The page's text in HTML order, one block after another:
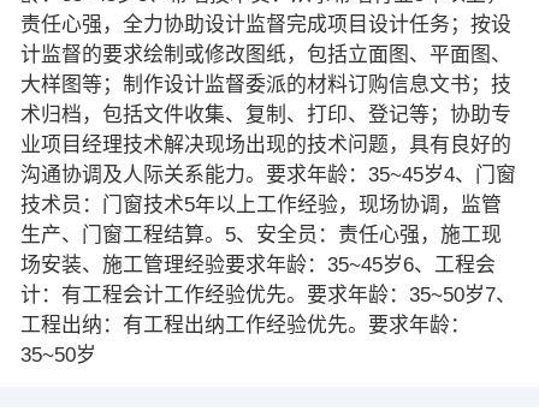
责任心强，全力协助设计监督完成项目设计任务；按设
计监督的要求绘制或修改图纸，包括立面图、平面图、
大样图等；制作设计监督委派的材料订购信息文书；技
术归档，包括文件收集、复制、打印、登记等；协助专
业项目经理技术解决现场出现的技术问题，具有良好的
沟通协调及人际关系能力。要求年龄：35~45岁4、门窗
技术员：门窗技术5年以上工作经验，现场协调，监管
生产、门窗工程结算。5、安全员：责任心强，施工现
场安装、施工管理经验要求年龄：35~45岁6、工程会
计：有工程会计工作经验优先。要求年龄：35~50岁7、
工程出纳：有工程出纳工作经验优先。要求年龄：
35~50岁